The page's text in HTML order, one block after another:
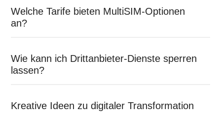
Welche Tarife bieten MultiSIM-Optionen
an?
Wie kann ich Drittanbieter-Dienste sperren
lassen?
Kreative Ideen zu digitaler Transformation